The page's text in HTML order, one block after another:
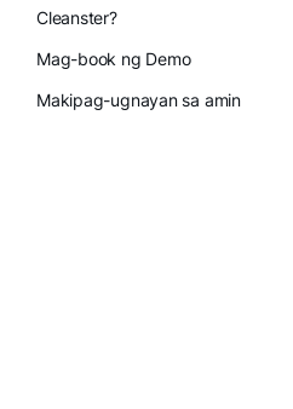
Cleanster?
Mag-book ng Demo
Makipag-ugnayan sa amin